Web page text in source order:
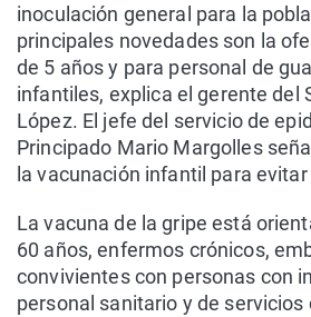
inoculación general para la
principales novedades son la
de 5 años y para personal de
infantiles, explica el gerente del
López. El jefe del servicio de
Principado Mario Margolles
la vacunación infantil para
La vacuna de la gripe está
60 años, enfermos crónicos,
convivientes con personas con
personal sanitario y de servicios